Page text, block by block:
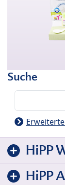
Suche
HiPP
HiPP